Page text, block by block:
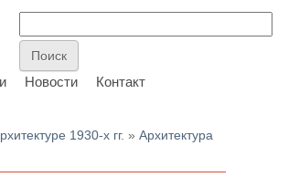
Новости Контакт
1930-х гг. »Архитектура